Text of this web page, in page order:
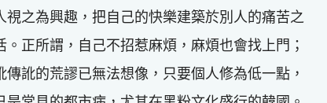
之為興趣，把自己的快樂建築於別人的痛苦之
正所謂，自己不招惹麻煩，麻煩也會找上門；
訛的荒謬已無法想像，只要個人修為低一點，